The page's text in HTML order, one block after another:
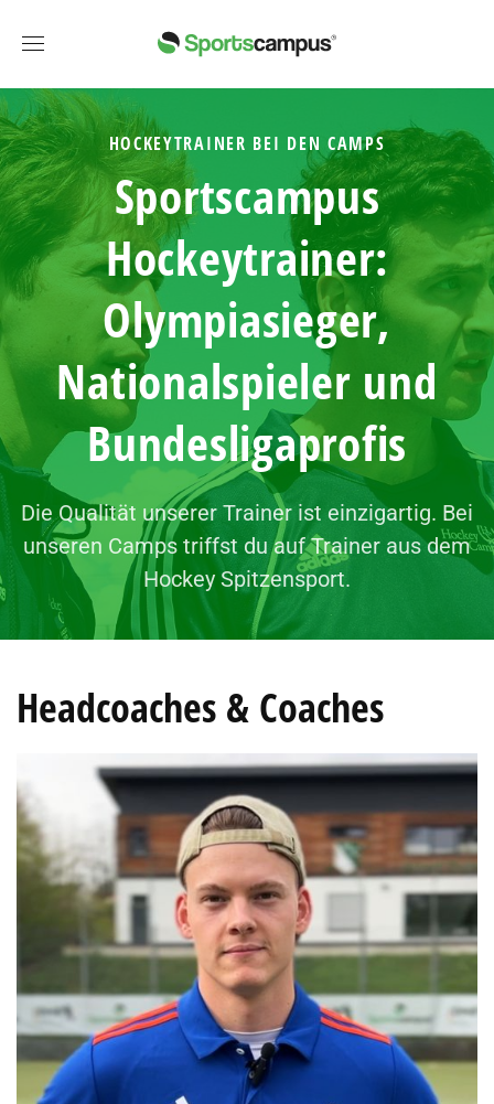
HOCKEYTRAINER BEI DEN CAMPS
Sportscampus
Hockeytrainer:
Olympiasieger,
Nationalspieler und
Bundesligaprofis
Die Qualität unserer Trainer ist einzigartig. Bei
unseren Camps triffst du auf Trainer aus dem
Hockey Spitzensport.
Headcoaches & Coaches